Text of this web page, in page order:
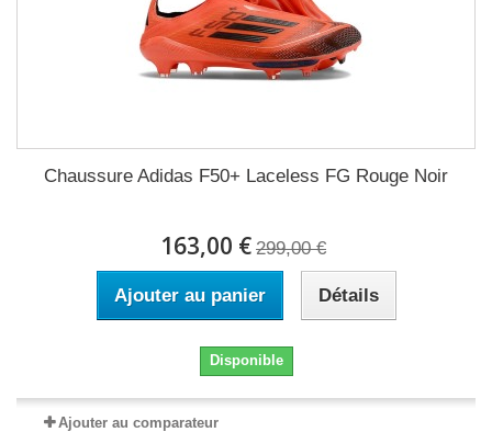
Chaussure Adidas F50+ Laceless FG Rouge Noir
163,00 € 299,00 €
Ajouter au panier Détails
Disponible
Ajouter au comparateur